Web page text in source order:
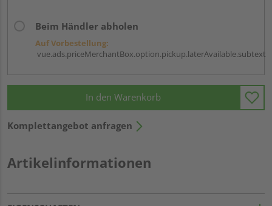
Beim Händler abholen
Auf Vorbestellung:
vue.ads.priceMerchantBox.option.pickup.laterAvailable.subtext
In den Warenkorb
Komplettangebot anfragen
Artikelinformationen